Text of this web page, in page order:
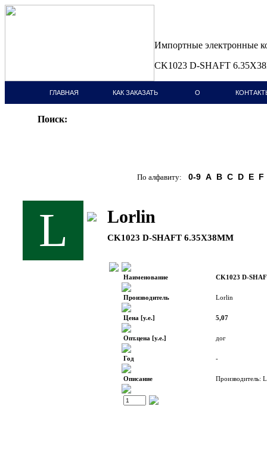
Импортные электронные
CK1023 D-SHAFT
ГЛАВНАЯ КАК ЗАКАЗАТЬ О
Поиск:
По алфавиту: 0-9 A B C D E F
L Lorlin
CK1023 D-SHAFT 6.35X38MM
Наименование CK1023 D-
Производитель Lorlin
Цена [у.е.] 5,07
Опт.цена [у.е.] дог
Год -
Описание Производитель: